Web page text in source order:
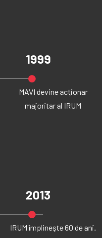
1999
MAVI devine acţionar
majoritar al IRUM
2013
IRUM împlineşte 60 de ani.